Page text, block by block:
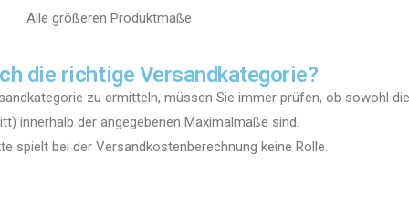
Alle größeren Produktmaße
die richtige Versandkategorie?
zu ermitteln, müssen Sie immer prüfen, ob sowohl
innerhalb der angegebenen Maximalmaße sind.
spielt bei der Versandkostenberechnung keine Rolle.